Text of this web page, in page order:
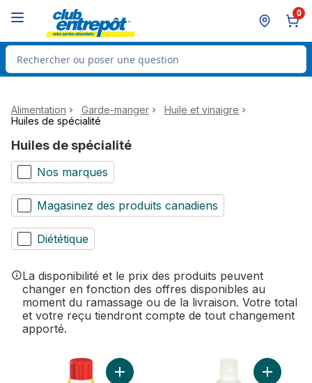
0
Rechercher des produits
Alimentation Garde-manger
Huile et vinaigre
Huiles de spécialité
Huiles de spécialité
Nos marques
Magasinez des produits canadiens
Diététique
La disponibilité et le prix des produits peuvent
changer en fonction des offres disponibles au
moment du ramassage ou de la livraison. Votre total
et votre reçu tiendront compte de tout changement
apporté.
Ajouter Aérosol de cuisson au panierAjouter